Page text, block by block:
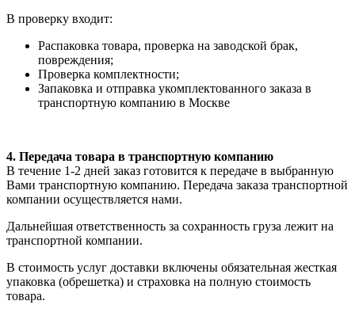
В проверку входит:
Распаковка товара, проверка на заводской брак,
повреждения;
Проверка комплектности;
Запаковка и отправка укомплектованного заказа в
транспортную компанию в Москве
4. Передача товара в транспортную компанию
В течение 1-2 дней заказ готовится к передаче в выбранную
Вами транспортную компанию. Передача заказа транспортной
компании осуществляется нами.
Дальнейшая ответственность за сохранность груза лежит на
транспортной компании.
В стоимость услуг доставки включены обязательная жесткая
упаковка (обрешетка) и страховка на полную стоимость
товара.